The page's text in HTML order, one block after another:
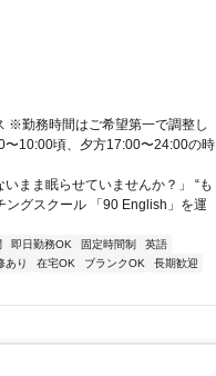
※勤務時間はご希望第一で調整し
〜10:00頃、夕方17:00〜24:00の時
まま眠らせていませんか？」 “も
ングスクール 「90 English」を運
即日勤務OK 固定時間制
英語
あり 在宅OK ブランクOK
長期歓迎